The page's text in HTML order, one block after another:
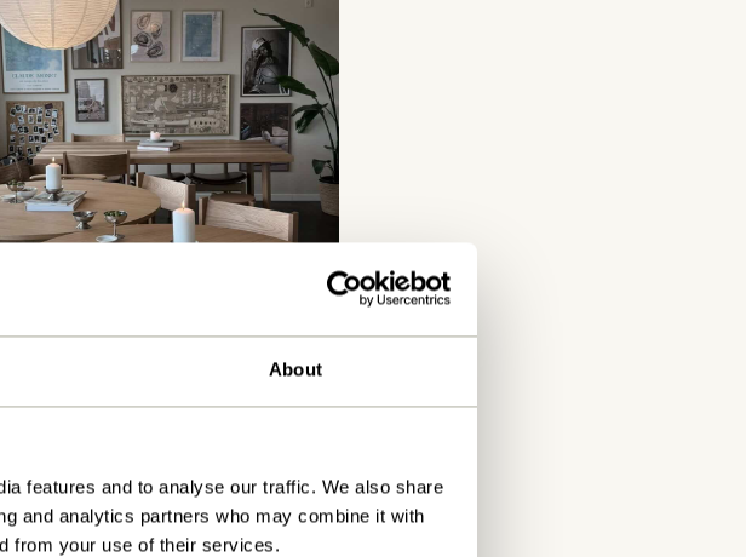
About
features and to analyse our traffic. We also share
and analytics partners who may combine it with
from your use of their services.
HVIDE SANDE, DÄNEMARK